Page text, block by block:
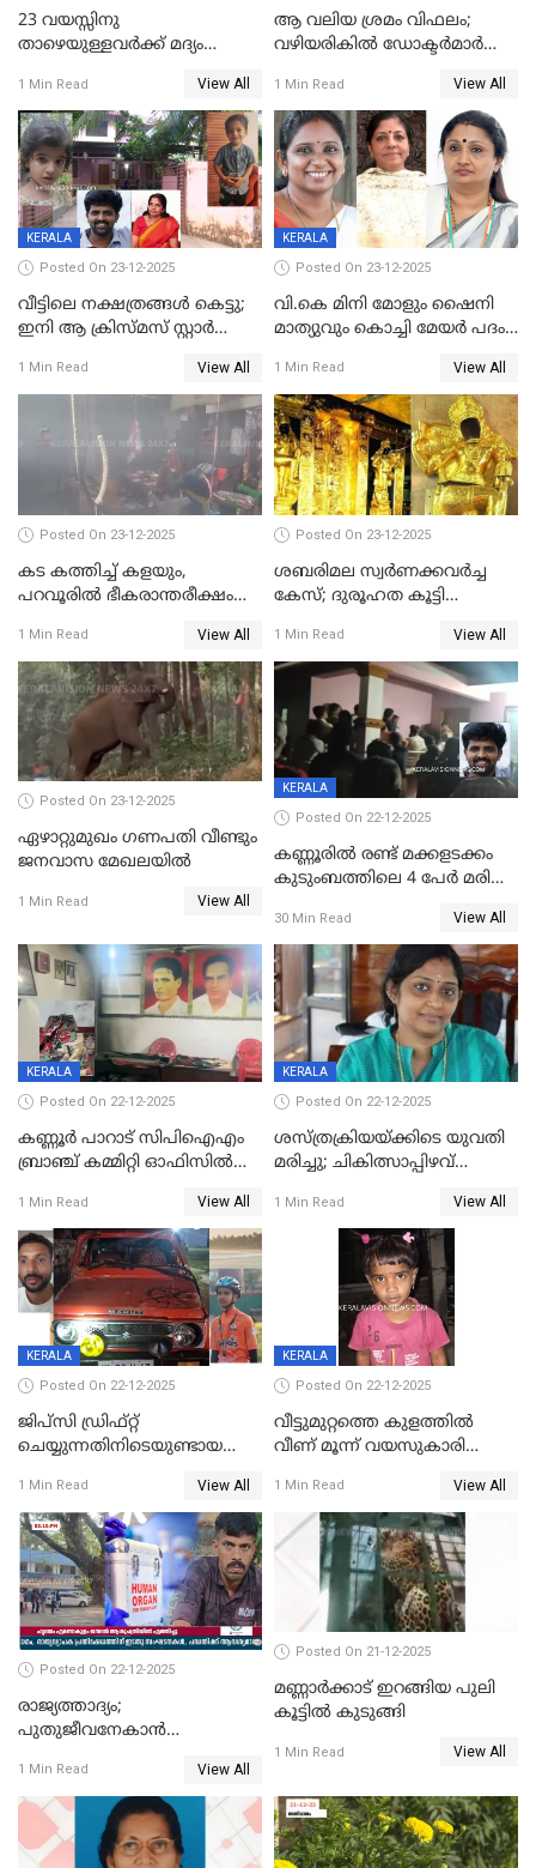
23 വയസ്സിനു
താഴെയുള്ളവർക്ക് മദ്യം
നടപടി;സ്ഥാപനങ്ങൾക്കെതിരെ
രണ്ട് കേസുകൾ
1 Min Read View All
ആ വലിയ ശ്രമം വിഫലം;
വഴിയരികില്‍ ‌ഡോക്ടര്‍മാര്‍
മരണത്തിന് കീഴടങ്ങി
1 Min Read View All
KERALA
Posted On 23-12-2025
വീട്ടിലെ നക്ഷത്രങ്ങൾ കെട്ടു;
ഇനി ആ ക്രിസ്മസ് സ്റ്റാർ
വേണ്ടിയുള്ള
പിടിവലിക്കിടയിൽ
അപ്പൂപ്പനെതിരെ പോക്സോ
കേസ് ഒടുവിൽ 4 ജീവനുകൾ
പൊലിഞ്ഞു
1 Min Read View All
KERALA
Posted On 23-12-2025
വി.കെ മിനി മോളും ഷൈനി
മാത്യുവും കൊച്ചി മേയർ പദം
മേയറാകില്ല
1 Min Read View All
Posted On 23-12-2025
കട കത്തിച്ച് കളയും,
പറവൂരില്‍ ഭീകരാന്തരീക്ഷം
1 Min Read View All
Posted On 23-12-2025
ശബരിമല സ്വര്‍ണക്കവര്‍ച്ച
കേസ്; ദുരൂഹത കൂട്ടി
1 Min Read View All
Posted On 23-12-2025
ഏഴാറ്റുമുഖം ഗണപതി വീണ്ടും
ജനവാസ മേഖലയിൽ
1 Min Read View All
KERALA
Posted On 22-12-2025
കണ്ണൂരിൽ രണ്ട് മക്കളടക്കം
കുടുംബത്തിലെ 4 പേർ മരിച്ച
30 Min Read View All
KERALA
Posted On 22-12-2025
കണ്ണൂർ പാറാട് സിപിഐഎം
ബ്രാഞ്ച് കമ്മിറ്റി ഓഫിസിൽ
ചിത്രങ്ങളടക്കം കത്തിയ
നിലയിൽ
1 Min Read View All
KERALA
Posted On 22-12-2025
ശസ്ത്രക്രിയയ്‌ക്കിടെ യുവതി
മരിച്ചു; ചികിത്സാപ്പിഴവ്
സംഭവം മാവേലിക്കരയിൽ
1 Min Read View All
KERALA
Posted On 22-12-2025
ജിപ്സി ഡ്രിഫ്റ്റ്
ചെയ്യുന്നതിനിടെയുണ്ടായ
ദാരുണാന്ത്യം; ജീപ്സി
ഓടിച്ചയാൾ അറസ്റ്റിൽ.
1 Min Read View All
KERALA
Posted On 22-12-2025
വീട്ടുമുറ്റത്തെ കുളത്തിൽ
വീണ് മൂന്ന് വയസുകാരി
1 Min Read View All
Posted On 22-12-2025
രാജ്യത്താദ്യം;
പുതുജീവനേകാൻ
എറണാകുളം സർക്കാർ
ജനറൽ
ആശുപത്രിയിലെത്തിച്ചു
1 Min Read View All
Posted On 21-12-2025
മണ്ണാർക്കാട് ഇറങ്ങിയ പുലി
കൂട്ടിൽ കുടുങ്ങി
1 Min Read View All